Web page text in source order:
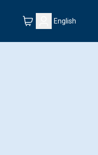
English